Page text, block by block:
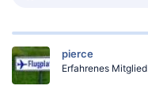
k
i
o
pierce
Erfahrenes Mitglied